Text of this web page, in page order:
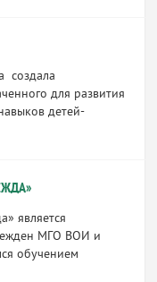
создала
для развития
детей-
является
МГО ВОИ и
обучением